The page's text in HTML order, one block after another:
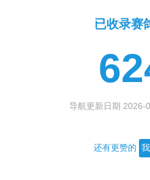
已收录赛
导航更新日期 2026-
还有更赞的